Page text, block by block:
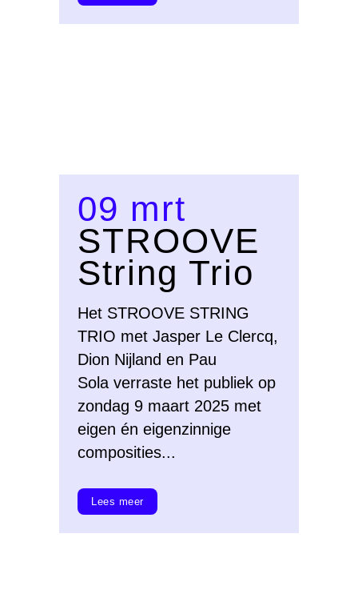
09 mrt
STROOVE
String Trio
Het STROOVE STRING
TRIO met Jasper Le Clercq,
Dion Nijland en Pau
Sola verraste het publiek op
zondag 9 maart 2025 met
eigen én eigenzinnige
composities...
Lees meer